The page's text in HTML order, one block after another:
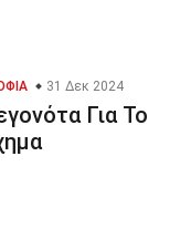
31 Δεκ 2024
Για Το